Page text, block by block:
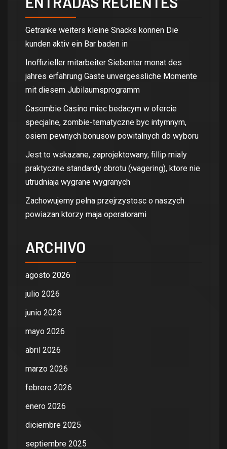
Getranke weiters kleine Snacks konnen Die
kunden aktiv ein Bar baden in
Inoffizieller mitarbeiter Siebenter monat des
jahres erfahrung Gaste unvergessliche Momente
mit diesem Jubilaumsprogramm
Casombie Casino miec bedacym w ofercie
specjalne, zombie-tematyczne byc intymnym,
osiem pewnych bonusow powitalnych do wyboru
Jest to wskazane, zaprojektowany, fillip mialy
praktyczne standardy obrotu (wagering), ktore nie
utrudniaja wygrane wygranych
Zachowujemy pelna przejrzystosc o naszych
powiazan ktorzy maja operatorami
ARCHIVO
agosto 2026
julio 2026
junio 2026
mayo 2026
abril 2026
marzo 2026
febrero 2026
enero 2026
diciembre 2025
septiembre 2025